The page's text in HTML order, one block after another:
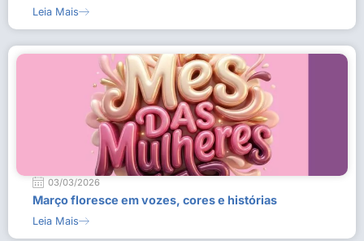
Leia Mais
03/03/2026
Março floresce em vozes, cores e histórias
Leia Mais